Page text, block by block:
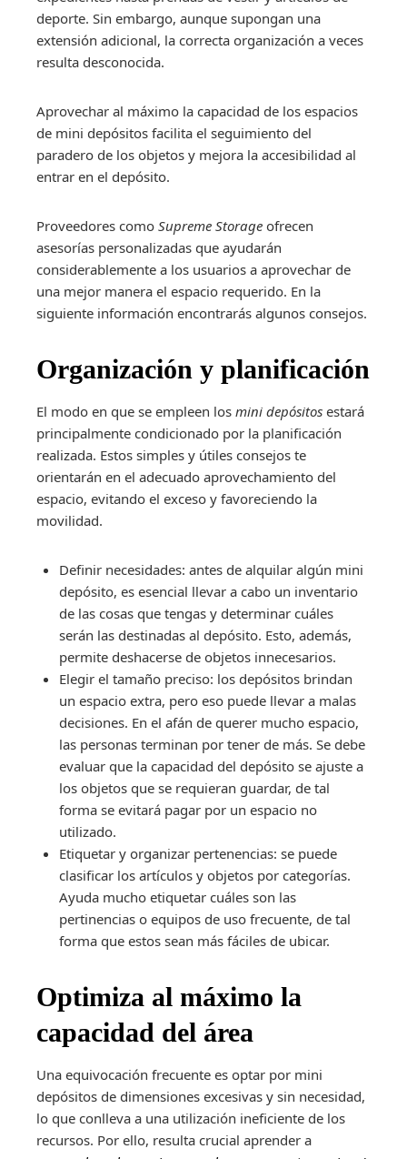
deporte. Sin embargo, aunque supongan una
extensión adicional, la correcta organización a veces
resulta desconocida.
Aprovechar al máximo la capacidad de los espacios
de mini depósitos facilita el seguimiento del
paradero de los objetos y mejora la accesibilidad al
entrar en el depósito.
Proveedores como Supreme Storage ofrecen
asesorías personalizadas que ayudarán
considerablemente a los usuarios a aprovechar de
una mejor manera el espacio requerido. En la
siguiente información encontrarás algunos consejos.
Organización y planificación
El modo en que se empleen los mini depósitos estará
principalmente condicionado por la planificación
realizada. Estos simples y útiles consejos te
orientarán en el adecuado aprovechamiento del
espacio, evitando el exceso y favoreciendo la
movilidad.
Definir necesidades: antes de alquilar algún mini
depósito, es esencial llevar a cabo un inventario
de las cosas que tengas y determinar cuáles
serán las destinadas al depósito. Esto, además,
permite deshacerse de objetos innecesarios.
Elegir el tamaño preciso: los depósitos brindan
un espacio extra, pero eso puede llevar a malas
decisiones. En el afán de querer mucho espacio,
las personas terminan por tener de más. Se debe
evaluar que la capacidad del depósito se ajuste a
los objetos que se requieran guardar, de tal
forma se evitará pagar por un espacio no
utilizado.
Etiquetar y organizar pertenencias: se puede
clasificar los artículos y objetos por categorías.
Ayuda mucho etiquetar cuáles son las
pertinencias o equipos de uso frecuente, de tal
forma que estos sean más fáciles de ubicar.
Optimiza al máximo la
capacidad del área
Una equivocación frecuente es optar por mini
depósitos de dimensiones excesivas y sin necesidad,
lo que conlleva a una utilización ineficiente de los
recursos. Por ello, resulta crucial aprender a